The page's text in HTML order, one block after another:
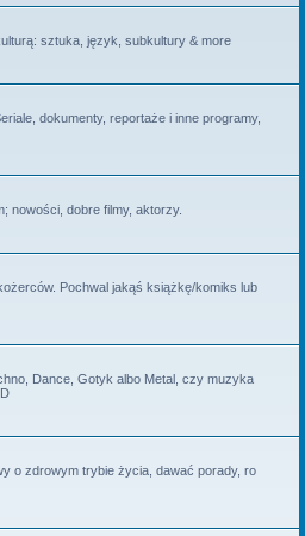
sztuka, język, subkultury & more
dokumenty, reportaże i inne programy,
nowości, dobre filmy, aktorzy.
Pochwal jakąś książkę/komiks lub
Dance, Gotyk albo Metal, czy muzyka
o zdrowym trybie życia, dawać porady, ro